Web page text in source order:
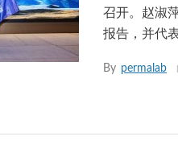
召开。赵淑
报告，并代
By permalab